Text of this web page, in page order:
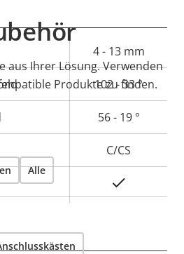
Eigentumswert
4 - 13 mm
102 - 33 °
56 - 19 °
C/CS
aus Ihrer Lösung. Verwenden
Produkte zu finden.
Alle